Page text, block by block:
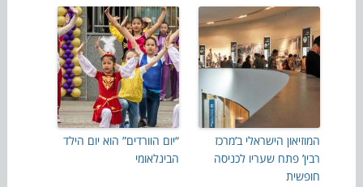
המוזיאון הישראלי ב’מרכז
רבין’ פתח שעריו לכניסה
חופשית
“יום הוורדים” הוא יום הילד
הבינלאומי